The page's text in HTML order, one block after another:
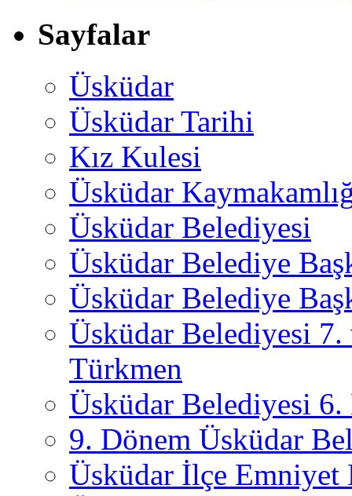
Sayfalar
Üsküdar
Üsküdar Tarihi
Kız Kulesi
Üsküdar
Üsküdar Belediyesi
Üsküdar Belediye
Üsküdar Belediye
Üsküdar Belediyesi
Türkmen
Üsküdar Belediyesi 6.
9. Dönem Üsküdar
Üsküdar İlçe